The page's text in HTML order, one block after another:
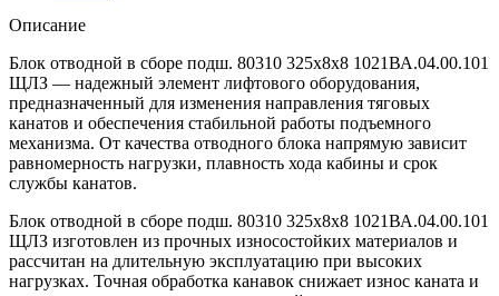
Описание
Блок отводной в сборе подш. 80310 325х8х8 1021ВА.04.00.101
ЩЛЗ — надежный элемент лифтового оборудования,
предназначенный для изменения направления тяговых
канатов и обеспечения стабильной работы подъемного
механизма. От качества отводного блока напрямую зависит
равномерность нагрузки, плавность хода кабины и срок
службы канатов.
Блок отводной в сборе подш. 80310 325х8х8 1021ВА.04.00.101
ЩЛЗ изготовлен из прочных износостойких материалов и
рассчитан на длительную эксплуатацию при высоких
нагрузках. Точная обработка канавок снижает износ каната и